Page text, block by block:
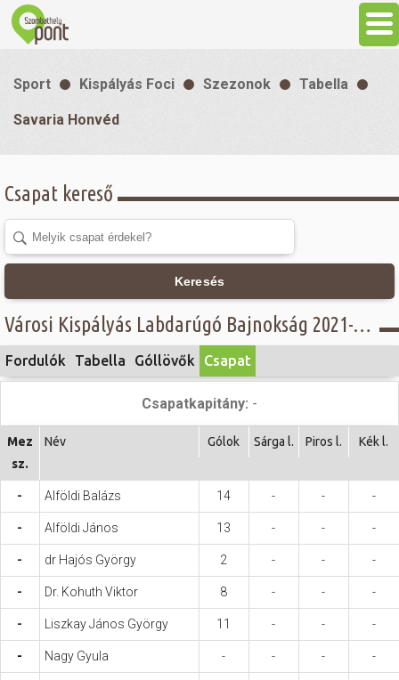
Programok
Gasztronómia
Sport
Szabadidő
Hasznos
Sport Kispályás Foci Szezonok Tabella
Savaria Honvéd
Csapat kereső
Keresés
Városi Kispályás Labdarúgó Bajnokság 2021-22 - Öregfiúk csoport, Concordia Üzemanyagkutak Kft. - Savaria Honvéd
Fordulók Tabella Góllövők Csapat
Csapatkapitány: -
Mez
sz.
Név Gólok Sárga l. Piros l. Kék l.
- Alföldi Balázs 14 - - -
- Alföldi János 13 - - -
- dr Hajós György 2 - - -
- Dr. Kohuth Viktor 8 - - -
- Liszkay János György 11 - - -
- Nagy Gyula - - - -